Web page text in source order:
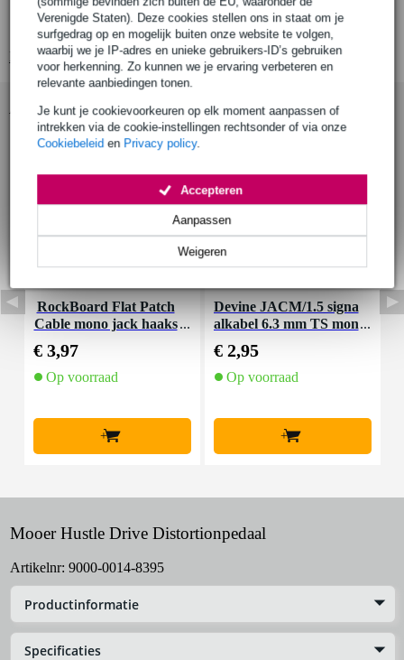
Verenigde Staten). Deze cookies stellen ons in staat om je
surfgedrag op en mogelijk buiten onze website te volgen,
waarbij we je IP-adres en unieke gebruikers-ID’s gebruiken
voor herkenning. Zo kunnen we je ervaring verbeteren en
relevante aanbiedingen tonen.
Je kunt je cookievoorkeuren op elk moment aanpassen of
intrekken via de cookie-instellingen rechtsonder of via onze
Cookiebeleid en Privacy policy.
Weigeren
Aanpassen
Accepteren
serie: Mooer Micro-pedals
volledig metalen behuizing
Bekijk alle productspecificaties
Accessoires (25)
RockBoard Flat Patch
Cable mono jack haaks
€ 3,97
Op voorraad
+
Devine JACM/1.5 signa
alkabel 6.3 mm TS mon
€ 2,95
Op voorraad
+
Mooer Hustle Drive Distortionpedaal
Artikelnr: 9000-0014-8395
Productinformatie
Specificaties